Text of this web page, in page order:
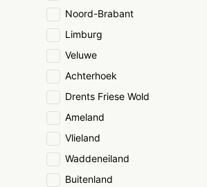
Noord-Brabant
Limburg
Veluwe
Achterhoek
Drents Friese Wold
Ameland
Vlieland
Waddeneiland
Buitenland